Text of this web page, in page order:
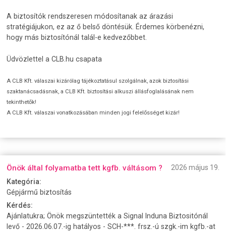
A biztosítók rendszeresen módosítanak az árazási
stratégiájukon, ez az ő belső döntésük. Érdemes körbenézni,
hogy más biztosítónál talál-e kedvezőbbet.
Üdvözlettel a CLB.hu csapata
A CLB Kft. válaszai kizárólag tájékoztatásul szolgálnak, azok biztosítási
szaktanácsadásnak, a CLB Kft. biztosítási alkuszi állásfoglalásának nem
tekinthetők!
A CLB Kft. válaszai vonatkozásában minden jogi felelősséget kizár!
Önök által folyamatba tett kgfb. váltásom ?
2026 május 19.
Kategória:
Gépjármű biztosítás
Kérdés:
Ajánlatukra; Önök megszüntették a Signal Induna Biztositónál
levő - 2026.06.07.-ig hatályos - SCH-***. frsz.-ú szgk.-im kgfb.-at